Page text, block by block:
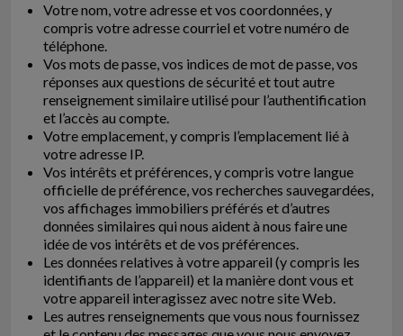
Votre nom, votre adresse et vos coordonnées, y
compris votre adresse courriel et votre numéro de
téléphone.
Vos mots de passe, vos indices de mot de passe, vos
réponses aux questions de sécurité et tout autre
renseignement similaire utilisé pour l’authentification
et l’accès au compte.
Votre emplacement, y compris l’emplacement lié à
votre adresse IP.
Vos intérêts et préférences, y compris votre langue
officielle de préférence, vos recherches sauvegardées,
vos affichages immobiliers préférés et d’autres
données similaires qui nous aident à nous faire une
idée de vos intérêts et de vos préférences.
Les données relatives à votre appareil (y compris les
identifiants de l’appareil) et la manière dont vous et
votre appareil interagissez avec notre site Web.
Les autres renseignements que vous nous fournissez